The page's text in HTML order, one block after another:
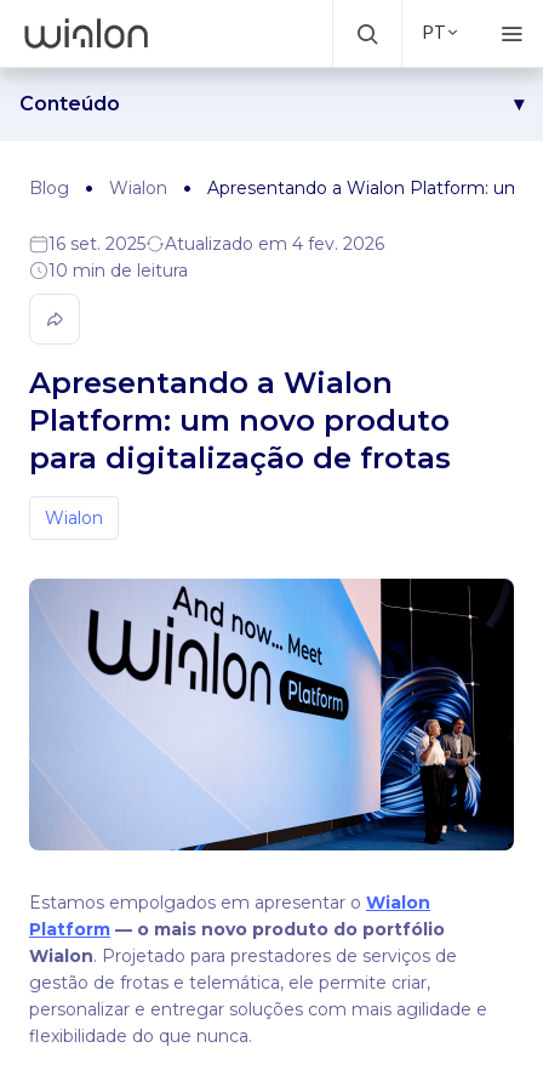
PT
Conteúdo
Por que criamos um novo produto?
Arquitetura do Wialon Platform: como funciona
Comece a usar o Wialon Platform agora e ajude a moldar
seu futuro
Blog Wialon Apresentando a Wialon Platform: um
16 set. 2025
Atualizado em 4 fev. 2026
10 min de leitura
Apresentando a Wialon
Platform: um novo produto
para digitalização de frotas
Wialon
Estamos empolgados em apresentar o Wialon
Platform — o mais novo produto do portfólio
Wialon. Projetado para prestadores de serviços de
gestão de frotas e telemática, ele permite criar,
personalizar e entregar soluções com mais agilidade e
flexibilidade do que nunca.